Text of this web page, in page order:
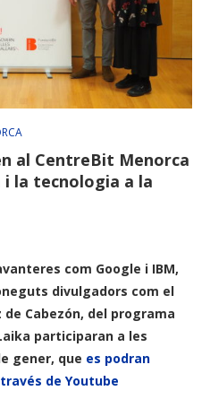
al CentreBit Menorca
i la tecnologia a la
com Google i IBM,
divulgadors com el
Cabezón, del programa
participaran a les
gener, que es podran
de Youtube